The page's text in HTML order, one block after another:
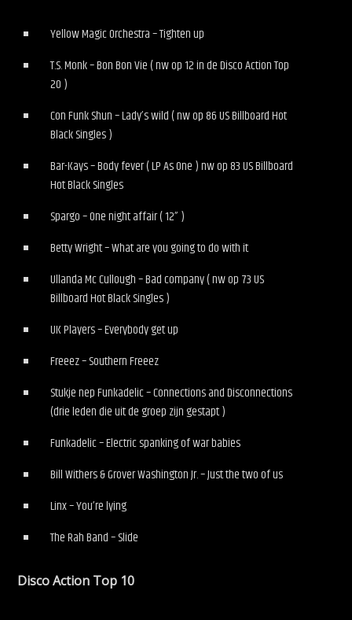
Yellow Magic Orchestra – Tighten up
T.S. Monk – Bon Bon Vie ( nw op 12 in de Disco Action Top
20 )
Con Funk Shun – Lady’s wild ( nw op 86 US Billboard Hot
Black Singles )
Bar-Kays – Body fever ( LP As One ) nw op 83 US Billboard
Hot Black Singles
Spargo – One night affair ( 12” )
Betty Wright – What are you going to do with it
Ullanda Mc Cullough – Bad company ( nw op 73 US
Billboard Hot Black Singles )
UK Players – Everybody get up
Freeez – Southern Freeez
Stukje nep Funkadelic – Connections and Disconnections
(drie leden die uit de groep zijn gestapt )
Funkadelic – Electric spanking of war babies
Bill Withers & Grover Washington Jr. – Just the two of us
Linx – You’re lying
The Rah Band – Slide
Disco Action Top 10